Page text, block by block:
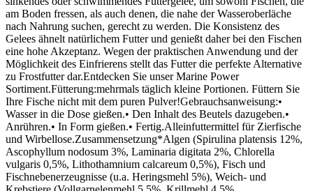
am Boden fressen, als auch denen, die nahe der Wasseroberläche
nach Nahrung suchen, gerecht zu werden. Die Konsistenz des
Gelees ähnelt natürlichem Futter und genießt daher bei den Fischen
eine hohe Akzeptanz. Wegen der praktischen Anwendung und der
Möglichkeit des Einfrierens stellt das Futter die perfekte Alternative
zu Frostfutter dar.Entdecken Sie unser Marine Power
Sortiment.Fütterung:mehrmals täglich kleine Portionen. Füttern Sie
Ihre Fische nicht mit dem puren Pulver!Gebrauchsanweisung:•
Wasser in die Dose gießen.• Den Inhalt des Beutels dazugeben.•
Anrühren.• In Form gießen.• Fertig.Alleinfuttermittel für Zierfische
und Wirbellose.Zusammensetzung*Algen (Spirulina platensis 12%,
Ascophyllum nodosum 3%, Laminaria digitata 2%, Chlorella
vulgaris 0,5%, Lithothamnium calcareum 0,5%), Fisch und
Fischnebenerzeugnisse (u.a. Heringsmehl 5%), Weich- und